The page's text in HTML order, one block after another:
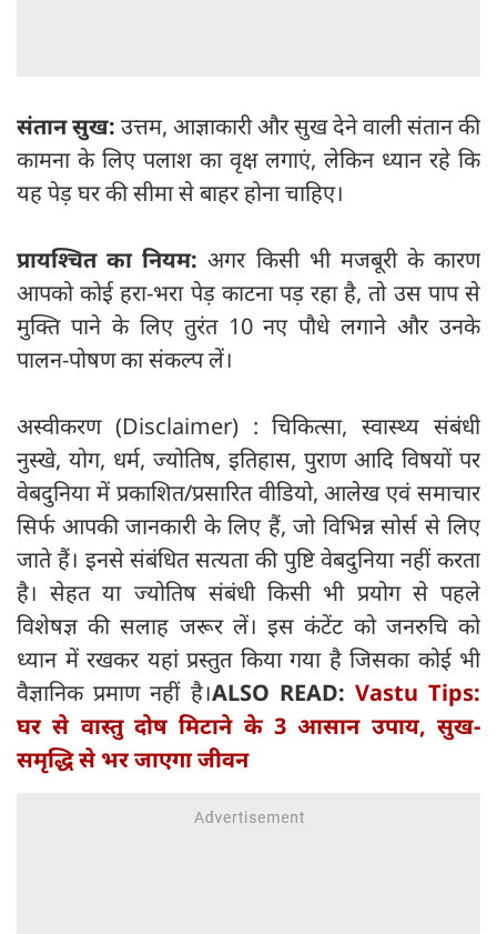
संतान सुख: उत्तम, आज्ञाकारी और सुख देने वाली संतान की
कामना के लिए पलाश का वृक्ष लगाएं, लेकिन ध्यान रहे कि
यह पेड़ घर की सीमा से बाहर होना चाहिए।
प्रायश्चित का नियम:अगर किसी भी मजबूरी के कारण
आपको कोई हरा-भरा पेड़ काटना पड़ रहा है, तो उस पाप से
मुक्ति पाने के लिए तुरंत 10 नए पौधे लगाने और उनके
पालन-पोषण का संकल्प लें।
अस्वीकरण (Disclaimer) : चिकित्सा, स्वास्थ्य संबंधी
नुस्खे, योग, धर्म, ज्योतिष, इतिहास, पुराण आदि विषयों पर
वेबदुनिया में प्रकाशित/प्रसारित वीडियो, आलेख एवं समाचार
सिर्फ आपकी जानकारी के लिए हैं, जो विभिन्न सोर्स से लिए
जाते हैं। इनसे संबंधित सत्यता की पुष्टि वेबदुनिया नहीं करता
है। सेहत या ज्योतिष संबंधी किसी भी प्रयोग से पहले
विशेषज्ञ की सलाह जरूर लें। इस कंटेंट को जनरुचि को
ध्यान में रखकर यहां प्रस्तुत किया गया है जिसका कोई भी
वैज्ञानिक प्रमाण नहीं है।ALSO READ: Vastu Tips:
घर से वास्तु दोष मिटाने के 3 आसान उपाय, सुख-
समृद्धि से भर जाएगा जीवन